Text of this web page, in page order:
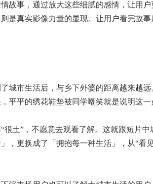
故事，通过放大这些细腻的感情，让用户
是真实影像力量的显现。让用户看完故事
城市生活后，与乡下外婆的距离越来越远
平平的绣花鞋垫被同学嘲笑就是说明这一
土”，不愿意去观看了解。这就跟短片中
，更换成了「拥抱每一种生活」，从“看